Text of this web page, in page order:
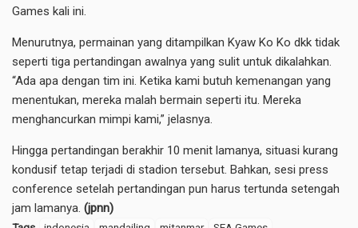
Games kali ini.
Menurutnya, permainan yang ditampilkan Kyaw Ko Ko dkk tidak
seperti tiga pertandingan awalnya yang sulit untuk dikalahkan.
“Ada apa dengan tim ini. Ketika kami butuh kemenangan yang
menentukan, mereka malah bermain seperti itu. Mereka
menghancurkan mimpi kami,” jelasnya.
Hingga pertandingan berakhir 10 menit lamanya, situasi kurang
kondusif tetap terjadi di stadion tersebut. Bahkan, sesi press
conference setelah pertandingan pun harus tertunda setengah
jam lamanya. (jpnn)